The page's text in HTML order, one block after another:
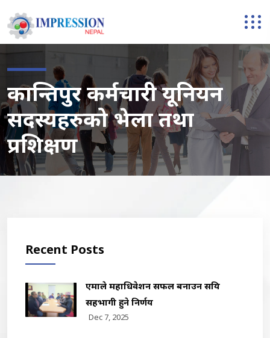
कान्तिपुर कर्मचारी यूनियन
सदस्यहरुको भेला तथा
प्रशिक्षण
Recent Posts
एमाले महाधिवेशन सफल बनाउन सक्रिय
सहभागी हुने निर्णय
Dec 7, 2025